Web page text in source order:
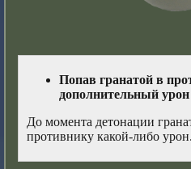
Попав гранатой в
дополнительный урон
До момента детонации
противнику какой-либо урон.